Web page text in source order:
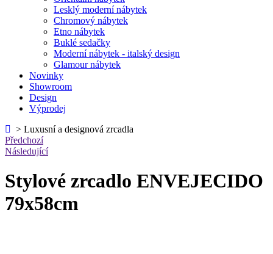
Lesklý moderní nábytek
Chromový nábytek
Etno nábytek
Buklé sedačky
Moderní nábytek - italský design
Glamour nábytek
Novinky
Showroom
Design
Výprodej
> Luxusní a designová zrcadla
Předchozí
Následující
Stylové zrcadlo ENVEJECIDO
79x58cm